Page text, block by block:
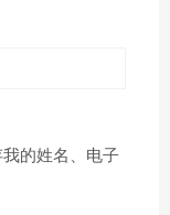
我的姓名、电子